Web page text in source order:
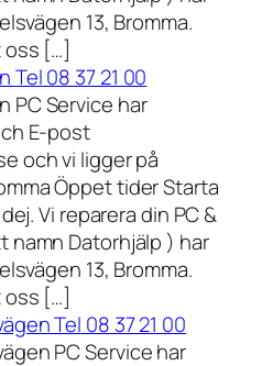
13, Bromma.
oss […]
Tel 08 37 21 00
PC Service har
E-post
och vi ligger på
Öppet tider Starta
Vi reparera din PC &
namn Datorhjälp ) har
13, Bromma.
oss […]
Tel 08 37 21 00
PC Service har